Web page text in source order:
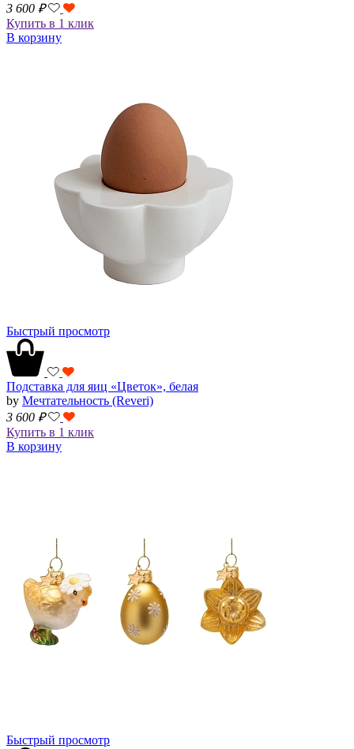
3 600 ₽
Купить в 1 клик
В корзину
Быстрый просмотр
Подставка для яиц «Цветок», белая
by Мечтательность (Reveri)
3 600 ₽
Купить в 1 клик
В корзину
Быстрый просмотр